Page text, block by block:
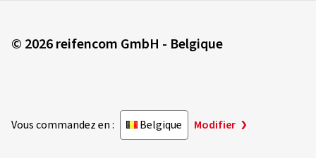
© 2026 reifencom GmbH - Belgique
Vous commandez en : Belgique Modifier